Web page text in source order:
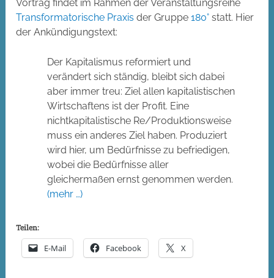
Vortrag findet im Rahmen der Veranstaltungsreihe
Transformatorische Praxis der Gruppe180° statt. Hier
der Ankündigungstext:
Der Kapitalismus reformiert und
verändert sich ständig, bleibt sich dabei
aber immer treu: Ziel allen kapitalistischen
Wirtschaftens ist der Profit. Eine
nichtkapitalistische Re/Produktionsweise
muss ein anderes Ziel haben. Produziert
wird hier, um Bedürfnisse zu befriedigen,
wobei die Bedürfnisse aller
gleichermaßen ernst genommen werden.
(mehr …)
Teilen:
E-Mail Facebook X